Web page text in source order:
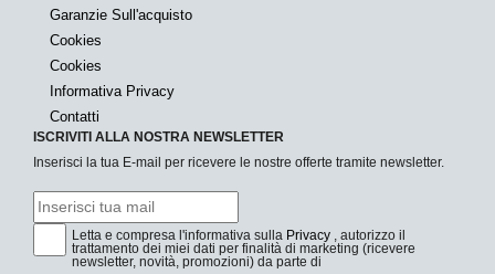
Garanzie Sull'acquisto
Cookies
Cookies
Informativa Privacy
Contatti
ISCRIVITI ALLA NOSTRA NEWSLETTER
Inserisci la tua E-mail per ricevere le nostre offerte tramite newsletter.
Letta e compresa l'informativa sulla Privacy , autorizzo il
trattamento dei miei dati per finalità di marketing (ricevere
newsletter, novità, promozioni) da parte di